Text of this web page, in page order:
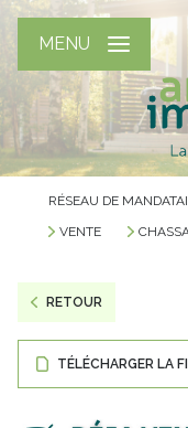
MENU
RÉSEAU DE
VENTE
RETOUR
TÉLÉCHARGER LA